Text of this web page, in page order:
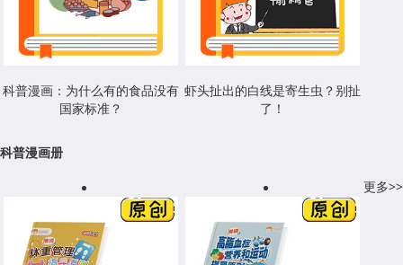
科普漫画：为什么有的食品没有
国家标准？
虾头扯出的白线是寄生虫？别扯
了！
科普漫画册
更多>>